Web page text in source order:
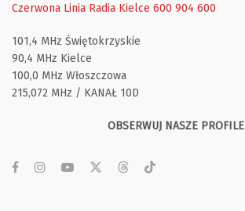
Czerwona Linia Radia Kielce 600 904 600
101,4 MHz Świętokrzyskie
90,4 MHz Kielce
100,0 MHz Włoszczowa
215,072 MHz / KANAŁ 10D
OBSERWUJ NASZE PROFILE